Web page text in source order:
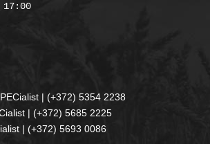
E-R 09:00 - 17:00
| (+372) 5354 2238
| (+372) 5685 2225
| (+372) 5693 0086